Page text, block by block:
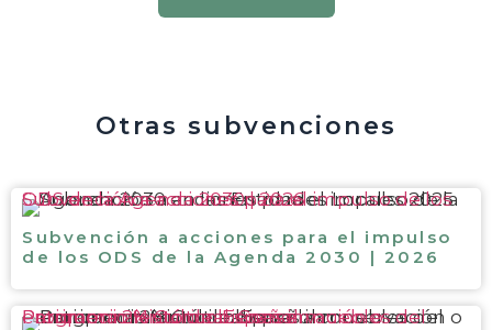
Otras subvenciones
Subvención a acciones para el impulso de los ODS de la Agenda 2030 | 2026
Subvención a acciones para el impulso
de los ODS de la Agenda 2030 | 2026
Programa 2% Cultural: Conservación o enriquecimiento de bienes inmuebles del Patrimonio Histórico Español